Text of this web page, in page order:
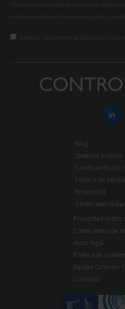
Utilizaremos tus datos para enviar el boletín
información sobre el tratamiento yechos,
Acepto el tratamiento de datos para enviar
Blog
Quiénes somos
Certificación ISO
Política de
Privacidad
Certificado
Privacidad redes
Condiciones de
Aviso legal
Política de
Equipo Ciclismo
Contacto